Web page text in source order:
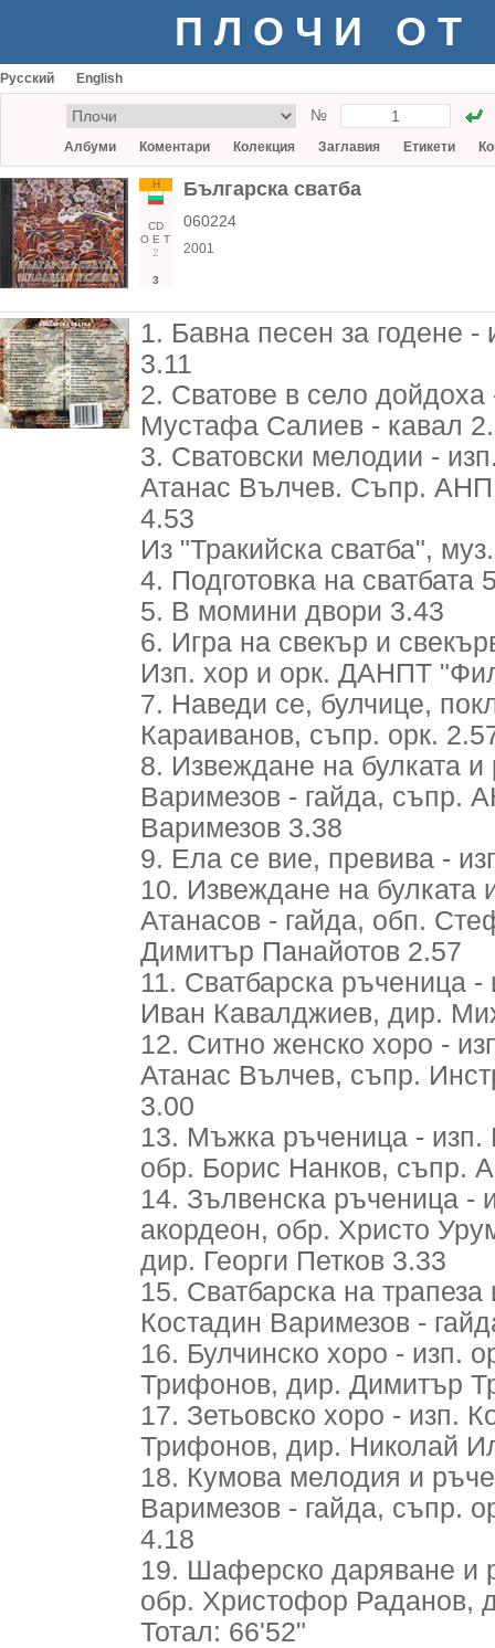
ПЛОЧИ ОТ
Русский English
№
Албуми Коментари Колекция Заглавия Етикети
Н
CD
О Е Т
2
3
Българска сватба
060224
2001
1. Бавна песен за годене
3.11
2. Сватове в село
Мустафа Салиев - кавал
3. Сватовски мелодии -
Атанас Вълчев. Съпр.
4.53
Из "Тракийска сватба",
4. Подготовка на сватбата
5. В момини двори 3.43
6. Игра на свекър и
Изп. хор и орк. ДАНПТ
7. Наведи се, булчице,
Караиванов, съпр. орк.
8. Извеждане на булката
Варимезов - гайда, съпр.
Варимезов 3.38
9. Ела се вие, превива -
10. Извеждане на булката
Атанасов - гайда, обп.
Димитър Панайотов 2.57
11. Сватбарска ръченица
Иван Кавалджиев, дир.
12. Ситно женско хоро -
Атанас Вълчев, съпр.
3.00
13. Мъжка ръченица - изп.
обр. Борис Нанков, съпр.
14. Зълвенска ръченица -
акордеон, обр. Христо
дир. Георги Петков 3.33
15. Сватбарска на
Костадин Варимезов -
16. Булчинско хоро - изп.
Трифонов, дир. Димитър
17. Зетьовско хоро - изп.
Трифонов, дир. Николай
18. Кумова мелодия и
Варимезов - гайда, съпр.
4.18
19. Шаферско даряване и
обр. Христофор Раданов,
Тотал: 66'52"